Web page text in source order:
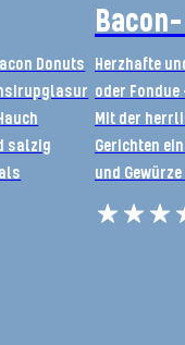
Donuts
salzig
Herzhafte
oder
Mit der
Gerichten
und